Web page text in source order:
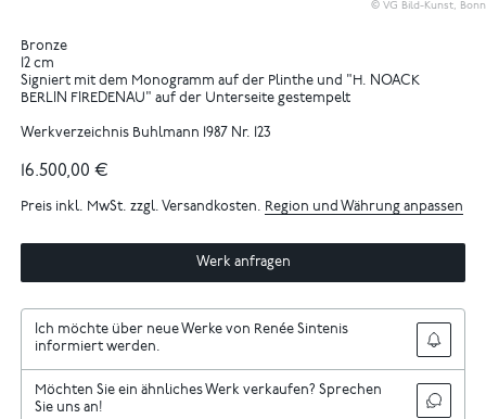
© VG Bild-Kunst, Bonn
Bronze
12 cm
Signiert mit dem Monogramm auf der Plinthe und "H. NOACK
BERLIN FIREDENAU" auf der Unterseite gestempelt
Werkverzeichnis Buhlmann 1987 Nr. 123
16.500,00 €
Preis inkl. MwSt. zzgl. Versandkosten. Region und Währung anpassen
Werk anfragen
Ich möchte über neue Werke von Renée Sintenis
informiert werden.
Möchten Sie ein ähnliches Werk verkaufen? Sprechen
Sie uns an!